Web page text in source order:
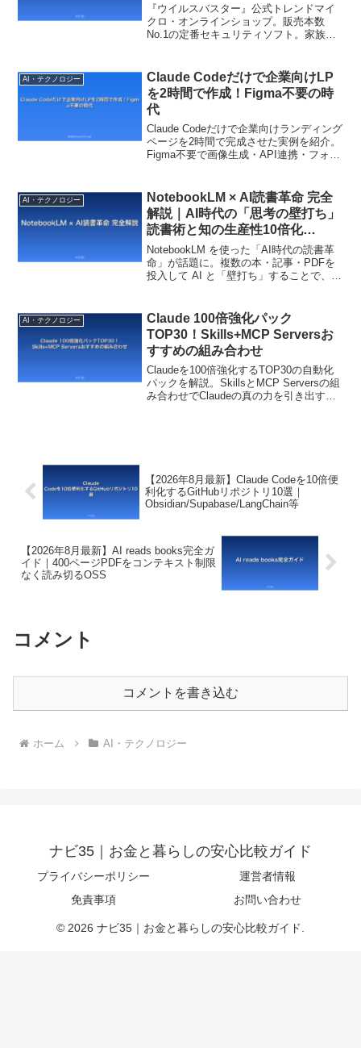
『ウイルスバスター』公式トレンドマイ
クロ・オンラインショップ。販売本数
No.1の定番セキュリティソフト。家族の
AI・テクノロジー
Claude Codeだけで企業向けLP
を2時間で作成！Figma不要の時
代
Claude Codeだけで企業向けランディング
ページを2時間で完成させた実例を紹介。
Figma不要で画像生成・API連携・フォー
AI・テクノロジー
NotebookLM × AI読書革命 完全
解説｜AI時代の「思考の壁打ち」
読書術と知の生産性10倍化
【2026年8月最新】
NotebookLM を使った「AI時代の読書革
命」が話題に。複数の本・記事・PDFを
投入して AI と「壁打ち」することで、単
知の生産」への進化を加速させる、知的
生産性を10倍にする読書術の新潮流を解
説します。
AI・テクノロジー
Claude 100倍強化パック
TOP30！Skills+MCP Serversお
すすめの組み合わせ
Claudeを100倍強化するTOP30の自動化
パックを解説。SkillsとMCP Serversの組
み合わせでClaudeの真の力を引き出すお
【2026年8月最新】Claude Codeを10倍便
利化するGitHubリポジトリ10選｜
Obsidian/Supabase/LangChain等
【2026年8月最新】AI reads books完全ガ
イド｜400ページPDFをコンテキスト制限
なく読み切るOSS
コメント
コメントを書き込む
ホーム AI・テクノロジー
ナビ35｜お金と暮らしの安心比較ガイド
プライバシーポリシー
運営者情報
免責事項
お問い合わせ
© 2026 ナビ35｜お金と暮らしの安心比較ガイド.